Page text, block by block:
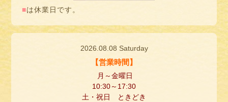
■は休業日です。
2026.08.08 Saturday
【営業時間】
月～金曜日
10:30～ 17:30
土・祝日 ときどき